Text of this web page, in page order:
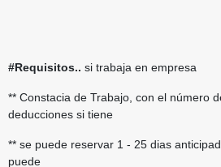
#Requisitos.. si trabaja en empresa
** Constacia de Trabajo, con el número
deducciones si tiene
** se puede reservar 1 - 25 dias
puede